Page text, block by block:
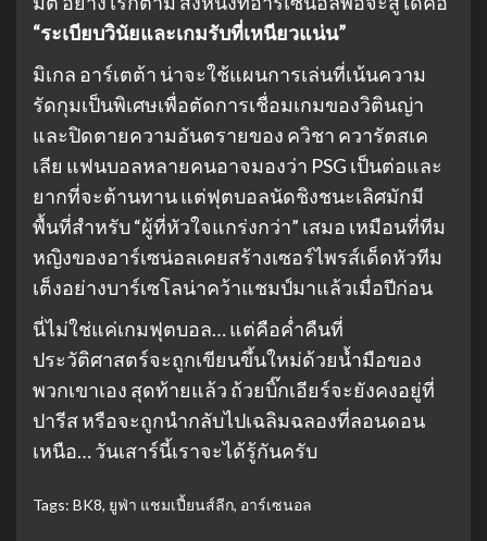
“ระเบียบวินัยและเกมรับที่เหนียวแน่น”
มิเกล อาร์เตต้า น่าจะใช้แผนการเล่นที่เน้นความ
รัดกุมเป็นพิเศษเพื่อตัดการเชื่อมเกมของวิตินญ่า
และปิดตายความอันตรายของ ควิชา ควารัตสเค
เลีย แฟนบอลหลายคนอาจมองว่า PSG เป็นต่อและ
ยากที่จะต้านทาน แต่ฟุตบอลนัดชิงชนะเลิศมักมี
พื้นที่สำหรับ “ผู้ที่หัวใจแกร่งกว่า” เสมอ เหมือนที่ทีม
หญิงของอาร์เซน่อลเคยสร้างเซอร์ไพรส์เด็ดหัวทีม
เต็งอย่างบาร์เซโลน่าคว้าแชมป์มาแล้วเมื่อปีก่อน
นี่ไม่ใช่แค่เกมฟุตบอล… แต่คือค่ำคืนที่
ประวัติศาสตร์จะถูกเขียนขึ้นใหม่ด้วยน้ำมือของ
พวกเขาเอง สุดท้ายแล้ว ถ้วยบิ๊กเอียร์จะยังคงอยู่ที่
ปารีส หรือจะถูกนำกลับไปเฉลิมฉลองที่ลอนดอน
เหนือ… วันเสาร์นี้เราจะได้รู้กันครับ
Tags: BK8, ยูฟ่า แชมเปี้ยนส์ลีก, อาร์เซนอล